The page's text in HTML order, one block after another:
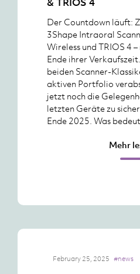
Der Countdown läuft:
3Shape Intraoral
Wireless und TRIOS 4
Ende ihrer
beiden Scanner-
aktiven Portfolio
jetzt noch die
letzten Geräte zu
Ende 2025. Was
Mehr
February 25, 2025 #news